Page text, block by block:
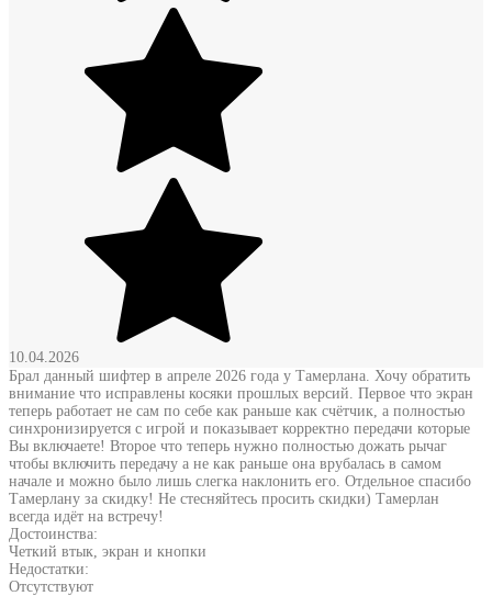
10.04.2026
Брал данный шифтер в апреле 2026 года у Тамерлана. Хочу обратить
внимание что исправлены косяки прошлых версий. Первое что экран
теперь работает не сам по себе как раньше как счётчик, а полностью
синхронизируется с игрой и показывает корректно передачи которые
Вы включаете! Второе что теперь нужно полностью дожать рычаг
чтобы включить передачу а не как раньше она врубалась в самом
начале и можно было лишь слегка наклонить его. Отдельное спасибо
Тамерлану за скидку! Не стесняйтесь просить скидки) Тамерлан
всегда идёт на встречу!
Достоинства:
Четкий втык, экран и кнопки
Недостатки:
Отсутствуют